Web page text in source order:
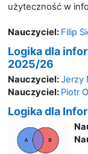
użyteczność w
Nauczyciel: Filip
Logika dla
2025/26
Nauczyciel:Jerzy
Nauczyciel: Piotr
Logika dla